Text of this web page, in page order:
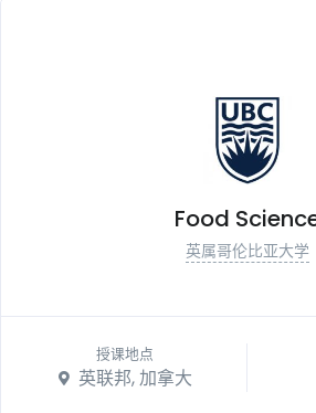
Food
英属哥伦比亚大学
授课地点
英联邦, 加拿大